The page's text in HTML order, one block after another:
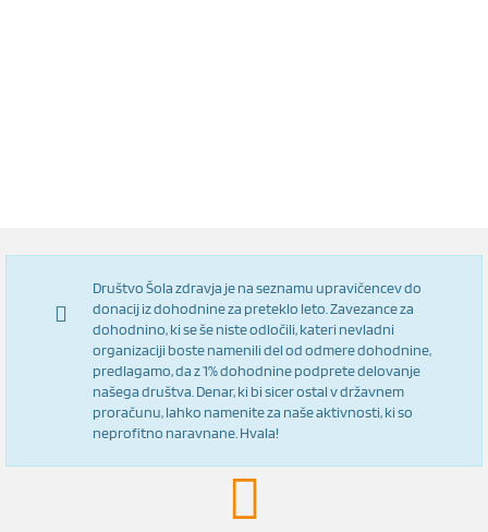
Društvo Šola zdravja je na seznamu upravičencev do
donacij iz dohodnine za preteklo leto. Zavezance za
dohodnino, ki se še niste odločili, kateri nevladni
organizaciji boste namenili del od odmere dohodnine,
predlagamo, da z 1% dohodnine podprete delovanje
našega društva. Denar, ki bi sicer ostal v državnem
proračunu, lahko namenite za naše aktivnosti, ki so
neprofitno naravnane. Hvala!